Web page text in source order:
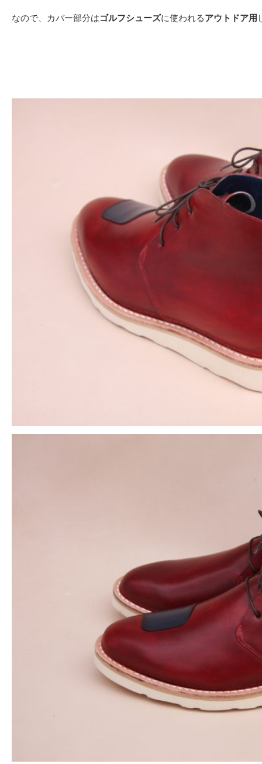
なので、カバー部分はゴルフシューズに使われるアウトドア用